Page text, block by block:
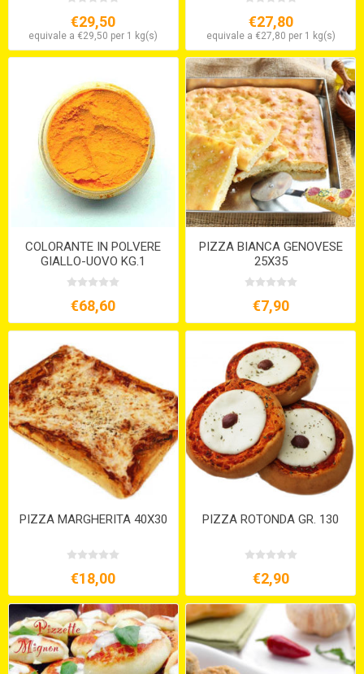
€29,50
equivale a €29,50 per 1 kg(s)
€27,80
equivale a €27,80 per 1 kg(s)
COLORANTE IN POLVERE
GIALLO-UOVO KG.1
€68,60
PIZZA BIANCA GENOVESE
25X35
€7,90
PIZZA MARGHERITA 40X30
€18,00
PIZZA ROTONDA GR. 130
€2,90